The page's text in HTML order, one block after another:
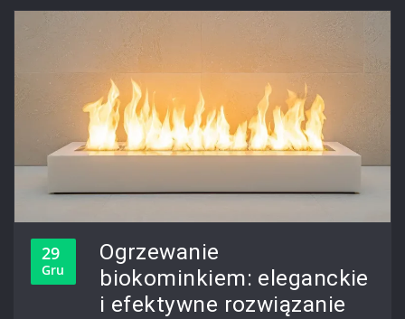
29
Gru
Ogrzewanie
biokominkiem: eleganckie
i efektywne rozwiązanie